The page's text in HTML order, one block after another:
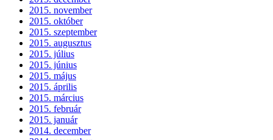
2015. november
2015. október
2015. szeptember
2015. augusztus
2015. július
2015. június
2015. május
2015. április
2015. március
2015. február
2015. január
2014. december